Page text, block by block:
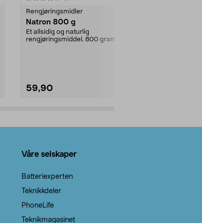
Rengjøringsmidler
Natron 800 g
Et allsidig og naturlig
rengjøringsmiddel. 800 gram
59,90
Våre selskaper
Batteriexperten
Teknikkdeler
PhoneLife
Teknikmagasinet